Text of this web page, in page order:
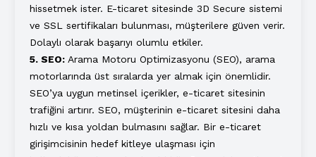
hissetmek ister. E-ticaret sitesinde 3D Secure sistemi
ve SSL sertifikaları bulunması, müşterilere güven verir.
Dolaylı olarak başarıyı olumlu etkiler.
5. SEO: Arama Motoru Optimizasyonu (SEO), arama
motorlarında üst sıralarda yer almak için önemlidir.
SEO’ya uygun metinsel içerikler, e-ticaret sitesinin
trafiğini artırır. SEO, müşterinin e-ticaret sitesini daha
hızlı ve kısa yoldan bulmasını sağlar. Bir e-ticaret
girişimcisinin hedef kitleye ulaşması için